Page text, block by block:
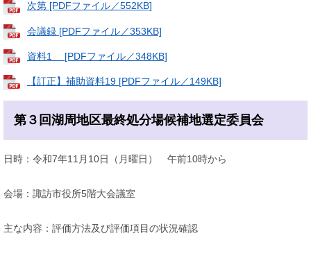
次第 [PDFファイル／552KB]
会議録 [PDFファイル／353KB]
資料1 [PDFファイル／348KB]
【訂正】補助資料19 [PDFファイル／149KB]
第３回湖周地区最終処分場候補地選定委員会
日時：令和7年11月10日（月曜日） 午前10時から
会場：諏訪市役所5階大会議室
主な内容：評価方法及び評価項目の状況確認